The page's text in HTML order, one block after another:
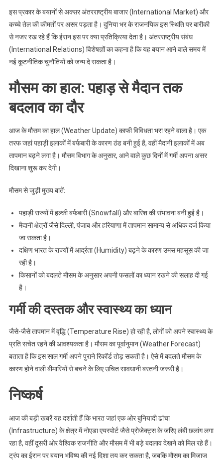
इस प्रकार के बयानों से अक्सर अंतरराष्ट्रीय बाजार (International Market) और
कच्चे तेल की कीमतों पर असर पड़ता है। दुनिया भर के राजनयिक इस स्थिति पर बारीकी
से नजर रख रहे हैं कि ईरान इस पर क्या प्रतिक्रिया देता है। अंतरराष्ट्रीय संबंध
(International Relations) विशेषज्ञों का कहना है कि यह बयान आने वाले समय में
नई कूटनीतिक चुनौतियों को जन्म दे सकता है।
मौसम का हाल: पहाड़ से मैदान तक
बदलाव का दौर
आज के मौसम का हाल (Weather Update) काफी विविधता भरा रहने वाला है। एक
तरफ जहां पहाड़ी इलाकों में बर्फबारी के कारण ठंड बनी हुई है, वहीं मैदानी इलाकों में अब
तापमान बढ़ने लगा है। मौसम विभाग के अनुसार, आने वाले कुछ दिनों में गर्मी अपना असर
दिखाना शुरू कर देगी।
मौसम से जुड़ी मुख्य बातें:
पहाड़ी राज्यों में हल्की बर्फबारी (Snowfall) और बारिश की संभावना बनी हुई है।
मैदानी क्षेत्रों जैसे दिल्ली, पंजाब और हरियाणा में तापमान सामान्य से अधिक दर्ज किया
जा सकता है।
दक्षिण भारत के राज्यों में आर्द्रता (Humidity) बढ़ने के कारण उमस महसूस की जा
रही है।
किसानों को बदलते मौसम के अनुसार अपनी फसलों का ध्यान रखने की सलाह दी गई
है।
गर्मी की दस्तक और स्वास्थ्य का ध्यान
जैसे-जैसे तापमान में वृद्धि (Temperature Rise) हो रही है, लोगों को अपने स्वास्थ्य के
प्रति सचेत रहने की आवश्यकता है। मौसम का पूर्वानुमान (Weather Forecast)
बताता है कि इस साल गर्मी अपने पुराने रिकॉर्ड तोड़ सकती है। ऐसे में बदलते मौसम के
कारण होने वाली बीमारियों से बचने के लिए उचित सावधानी बरतनी जरूरी है।
निष्कर्ष
आज की बड़ी खबरें यह दर्शाती हैं कि भारत जहां एक ओर बुनियादी ढांचा
(Infrastructure) के क्षेत्र में नोएडा एयरपोर्ट जैसे प्रोजेक्ट्स के जरिए लंबी छलांग लगा
रहा है, वहीं दूसरी ओर वैश्विक राजनीति और मौसम में भी बड़े बदलाव देखने को मिल रहे हैं।
ट्रंप का ईरान पर बयान भविष्य की नई दिशा तय कर सकता है, जबकि मौसम का मिजाज